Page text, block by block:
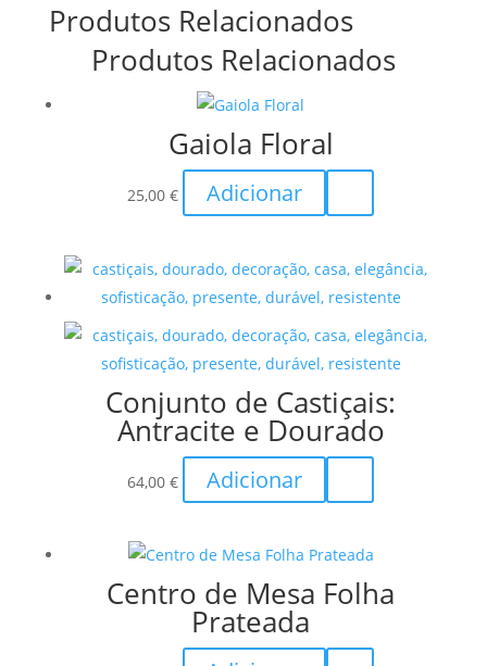
Produtos Relacionados
Produtos Relacionados
Gaiola Floral
25,00€ Adicionar
Conjunto de Castiçais:
Antracite e Dourado
64,00€ Adicionar
Centro de Mesa Folha
Prateada